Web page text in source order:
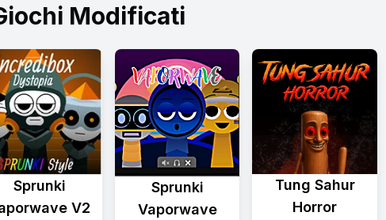
Modificati
Sprunki
V2
Sprunki
Vaporwave
Tung Sahur
Horror